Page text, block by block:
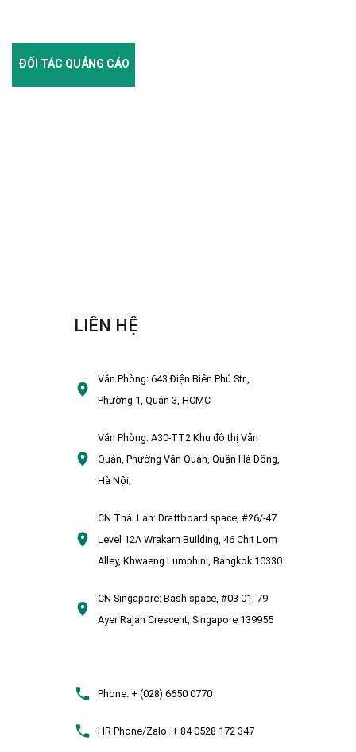
ĐỐI TÁC QUẢNG CÁO
LIÊN HỆ
Văn Phòng:643 Điện Biên Phủ Str.,
Phường 1, Quận 3, HCMC
Văn Phòng:A30-TT2 Khu đô thị Văn
Quán, Phường Văn Quán, Quận Hà Đông,
Hà Nội;
CN Thái Lan: Draftboard space, #26/-47
Level 12A Wrakarn Building, 46 Chit Lom
Alley, Khwaeng Lumphini, Bangkok 10330
CN Singapore: Bash space, #03-01, 79
Ayer Rajah Crescent, Singapore 139955
Phone:+ (028) 6650 0770
HR Phone/Zalo:+ 84 0528 172 347